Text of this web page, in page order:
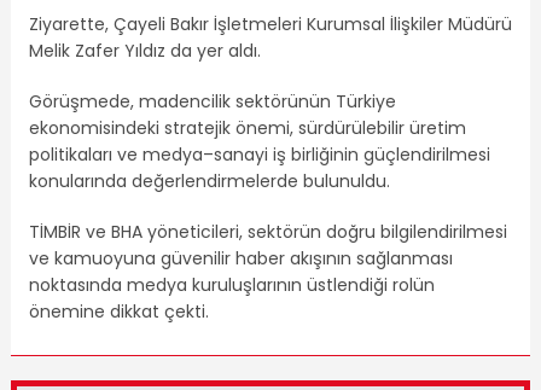
Ziyarette, Çayeli Bakır İşletmeleri Kurumsal İlişkiler Müdürü
Melik Zafer Yıldız da yer aldı.
Görüşmede, madencilik sektörünün Türkiye
ekonomisindeki stratejik önemi, sürdürülebilir üretim
politikaları ve medya–sanayi iş birliğinin güçlendirilmesi
konularında değerlendirmelerde bulunuldu.
TİMBİR ve BHA yöneticileri, sektörün doğru bilgilendirilmesi
ve kamuoyuna güvenilir haber akışının sağlanması
noktasında medya kuruluşlarının üstlendiği rolün
önemine dikkat çekti.